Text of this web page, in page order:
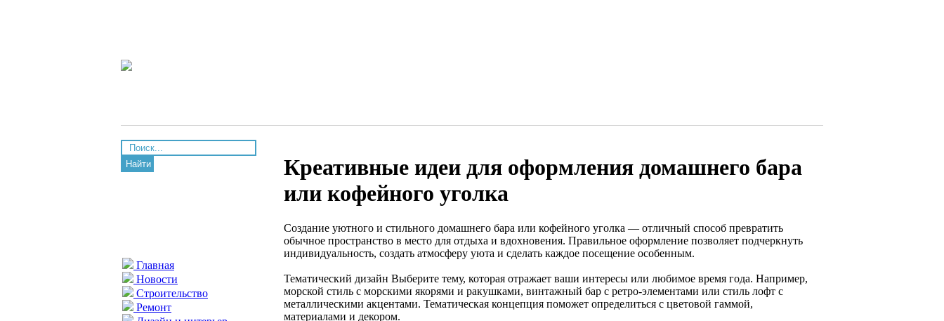
Найти
Главная
Новости
Строительство
Ремонт
Креативные идеи для оформления домашнего бара
или кофейного уголка
Создание уютного и стильного домашнего бара или кофейного уголка — отличный способ превратить
обычное пространство в место для отдыха и вдохновения. Правильное оформление позволяет подчеркнуть
индивидуальность, создать атмосферу уюта и сделать каждое посещение особенным.
Тематический дизайн Выберите тему, которая отражает ваши интересы или любимое время года. Например,
морской стиль с морскими якорями и ракушками, винтажный бар с ретро-элементами или стиль лофт с
металлическими акцентами. Тематическая концепция поможет определиться с цветовой гаммой,
материалами и декором.